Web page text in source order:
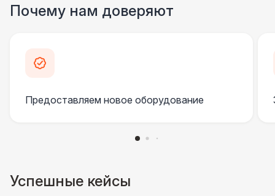
Почему нам доверяют
Предоставляем новое оборудование
Успешные кейсы